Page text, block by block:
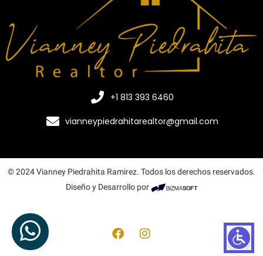
+1 813 393 6460
vianneypiedrahitarealtor@gmail.com
© 2024 Vianney Piedrahita Ramirez. Todos los derechos reservados.
Diseño y Desarrollo por